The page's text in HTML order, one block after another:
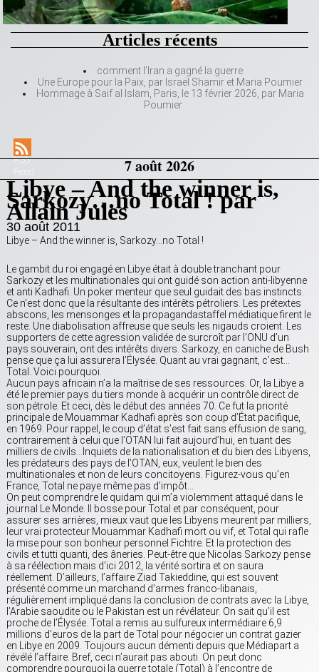
Articles récents
comment l’Iran a gagné la guerre
Une Europe pour la Paix, par Israël Shamir et Maria Poumier
Hommage à Saif al Islam, Paris, le 13 février 2026, par Maria
Poumier
RSS
7 août 2026
Libye – And the winner is,
Sarkozy…no Total ! par
Allain Jules
30 août 2011
Libye – And the winner is, Sarkozy…no Total !
Le gambit du roi engagé en Libye était à double tranchant pour
Sarkozy et les multinationales qui ont guidé son action anti-libyenne
et anti Kadhafi. Un poker menteur que seul guidait des bas instincts.
Ce n’est donc que la résultante des intérêts pétroliers. Les prétextes
abscons, les mensonges et la propagandastaffel médiatique firent le
reste. Une diabolisation affreuse que seuls les nigauds croient. Les
supporters de cette agression validée de surcroît par l’ONU d’un
pays souverain, ont des intérêts divers. Sarkozy, en caniche de Bush
pense que ça lui assurera l’Élysée. Quant au vrai gagnant, c’est…
Total. Voici pourquoi.
Aucun pays africain n’a la maîtrise de ses ressources. Or, la Libye a
été le premier pays du tiers monde à acquérir un contrôle direct de
son pétrole. Et ceci, dès le début des années 70. Ce fut la priorité
principale de Mouammar Kadhafi après son coup d’État pacifique,
en 1969. Pour rappel, le coup d’état s’est fait sans effusion de sang,
contrairement à celui que l’OTAN lui fait aujourd’hui, en tuant des
milliers de civils…Inquiets de la nationalisation et du bien des Libyens,
les prédateurs des pays de l’OTAN, eux, veulent le bien des
multinationales et non de leurs concitoyens. Figurez-vous qu’en
France, Total ne paye même pas d’impôt…
On peut comprendre le quidam qui m’a violemment attaqué dans le
journal Le Monde. Il bosse pour Total et par conséquent, pour
assurer ses arrières, mieux vaut que les Libyens meurent par milliers,
leur vrai protecteur Mouammar Kadhafi mort ou vif, et Total qui rafle
la mise pour son bonheur personnel.Fichtre. Et la protection des
civils et tutti quanti, des âneries. Peut-être que Nicolas Sarkozy pense
à sa réélection mais d’ici 2012, la vérité sortira et on saura
réellement. D’ailleurs, l’affaire Ziad Takieddine, qui est souvent
présenté comme un marchand d’armes franco-libanais,
régulièrement impliqué dans la conclusion de contrats avec la Libye,
l’Arabie saoudite ou le Pakistan est un révélateur. On sait qu’il est
proche de l’Élysée. Total a remis au sulfureux intermédiaire 6,9
millions d’euros de la part de Total pour négocier un contrat gazier
en Libye en 2009. Toujours aucun démenti depuis que Médiapart a
révélé l’affaire. Bref, ceci n’aurait pas abouti. On peut donc
comprendre pourquoi la guerre totale (Total) à l’encontre de